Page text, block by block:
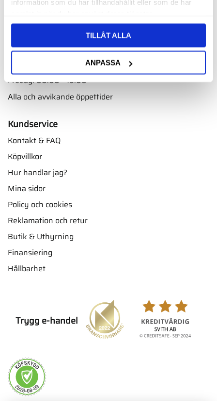
information som du har tillhandahållit eller som de har
TILLÅT ALLA
ANPASSA
Oscarsbergsvägen 11
Öppettider
Måndag - torsdag: 08.00 - 16.00
Fredag: 08.00 - 15.00
Alla och avvikande öppettider
Kundservice
Kontakt & FAQ
Köpvillkor
Hur handlar jag?
Mina sidor
Policy och cookies
Reklamation och retur
Butik & Uthyrning
Finansiering
Hållbarhet
Trygg e-handel